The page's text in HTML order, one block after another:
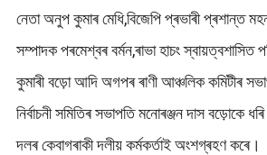
নেতা অনুপ কুমাৰ মেধি,বিজেপি প্ৰভাৰী প্ৰশান্ত
সম্পাদক পৰমেশ্বৰ বৰ্মন,ৰাভা হাচং স্বায়ত্বশাসিত
কুমাৰী বড়ো আদি অগপৰ ৰাণী আঞ্চলিক কমিটীৰ
নিৰ্বাচনী সমিতিৰ সভাপতি মনোৰঞ্জন দাস বড়োকে
দলৰ কেবাগৰাকী দলীয় কৰ্মকৰ্তাই অংশগ্ৰহণ কৰে।